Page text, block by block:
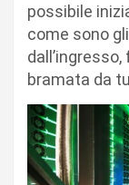
possibile
come sono
bramata da